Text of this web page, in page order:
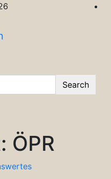
Search
ÖPR